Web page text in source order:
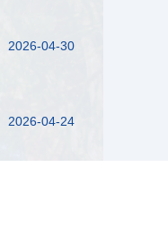
2026-04-30
2026-04-24